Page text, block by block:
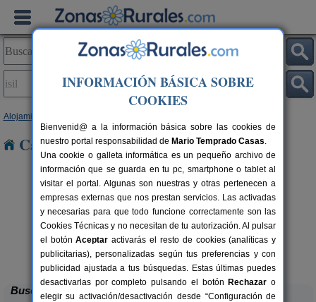
Alojamientos
Casas Rurales en Isil
2-14 pers.
desde 23 €
Apartamentos turísticos Tárrega
Al Bon Pas Rural
Boldú (Lleida)
Buscar
INFORMACIÓN BÁSICA SOBRE
COOKIES
Bienvenid@ a la información básica sobre las cookies de
nuestro portal responsabilidad de Mario Temprado Casas.
Una cookie o galleta informática es un pequeño archivo de
información que se guarda en tu pc, smartphone o tablet al
visitar el portal. Algunas son nuestras y otras pertenecen a
empresas externas que nos prestan servicios. Las activadas
y necesarias para que todo funcione correctamente son las
Cookies Técnicas y no necesitan de tu autorización. Al pulsar
el botónAceptar activarás el resto de cookies (analíticas y
publicitarias), personalizadas según tus preferencias y con
publicidad ajustada a tus búsquedas. Estas últimas puedes
desactivarlas por completo pulsando el botón Rechazar o
elegir su activación/desactivación desde “Configuración de